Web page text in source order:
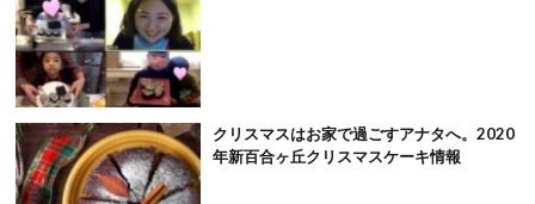
クリスマスはお家で過ごすアナタへ。2020
年新百合ヶ丘クリスマスケーキ情報